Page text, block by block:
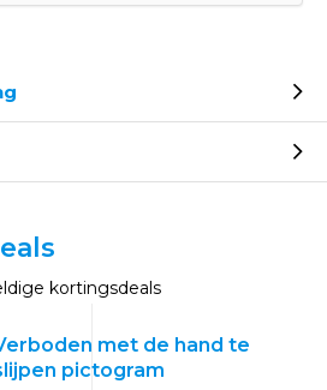
kortingsdeals
met de hand te
pictogram